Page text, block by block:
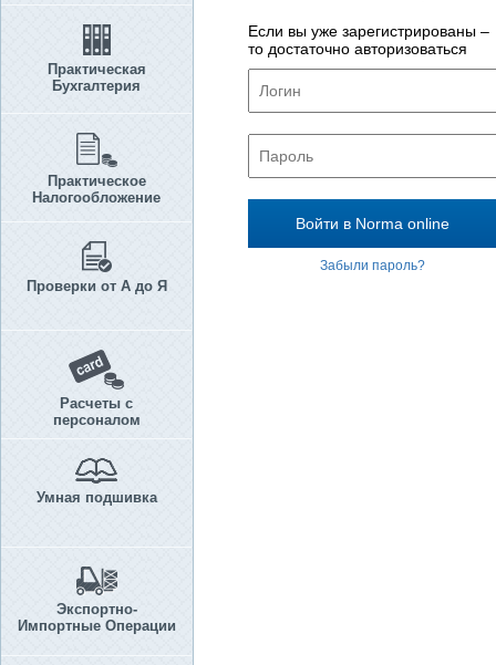
Практическая
Бухгалтерия
Практическое
Налогообложение
Проверки от А до Я
Расчеты с
персоналом
Умная подшивка
Экспортно-
Импортные Операции
Если вы уже зарегистрированы –
то достаточно авторизоваться
Забыли пароль?